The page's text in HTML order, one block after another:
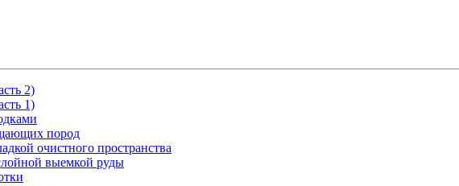
2)
1)
пород
очистного пространства
выемкой руды